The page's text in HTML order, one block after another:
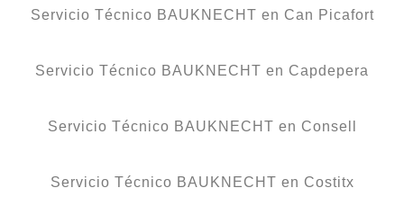
Servicio Técnico BAUKNECHT en Can Picafort
Servicio Técnico BAUKNECHT en Capdepera
Servicio Técnico BAUKNECHT en Consell
Servicio Técnico BAUKNECHT en Costitx